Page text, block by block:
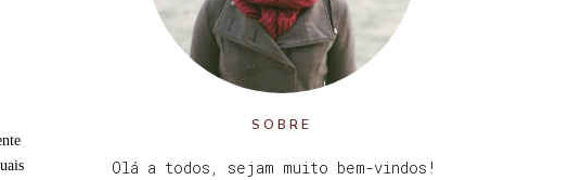
SOBRE
Olá a todos, sejam muito bem-vindos!